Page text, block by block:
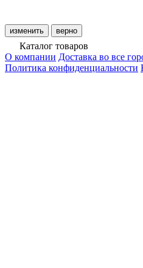
изменить верно
Каталог товаров
О компании Доставка во все
Политика конфиденциальности